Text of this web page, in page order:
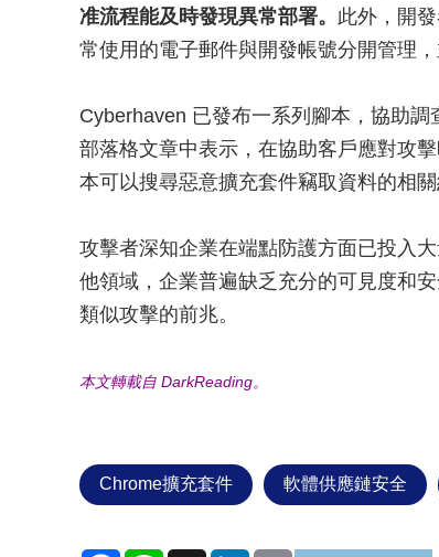
准流程能及時發現異常部署。 此外，開
常使用的電子郵件與開發帳號分開管理
Cyberhaven 已發布一系列腳本，協助
部落格文章中表示，在協助客戶應對攻
本可以搜尋惡意擴充套件竊取資料的相關
攻擊者深知企業在端點防護方面已投入
他領域，企業普遍缺乏充分的可見度和
類似攻擊的前兆。
本文轉載自 DarkReading。
Chrome擴充套件 軟體供應鏈安全